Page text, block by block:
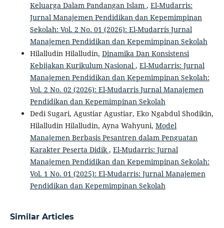
Keluarga Dalam Pandangan Islam , El-Mudarris:
Jurnal Manajemen Pendidikan dan Kepemimpinan
Sekolah: Vol. 2 No. 01 (2026): El-Mudarris Jurnal
Manajemen Pendidikan dan Kepemimpinan Sekolah
Hilalludin Hilalludin, Dinamika Dan Konsistensi
Kebijakan Kurikulum Nasional , El-Mudarris: Jurnal
Manajemen Pendidikan dan Kepemimpinan Sekolah:
Vol. 2 No. 02 (2026): El-Mudarris Jurnal Manajemen
Pendidikan dan Kepemimpinan Sekolah
Dedi Sugari, Agustiar Agustiar, Eko Ngabdul Shodikin,
Hilalludin Hilalludin, Ayna Wahyuni, Model
Manajemen Berbasis Pesantren dalam Penguatan
Karakter Peserta Didik, El-Mudarris: Jurnal
Manajemen Pendidikan dan Kepemimpinan Sekolah:
Vol. 1 No. 01 (2025): El-Mudarris: Jurnal Manajemen
Pendidikan dan Kepemimpinan Sekolah
Similar Articles